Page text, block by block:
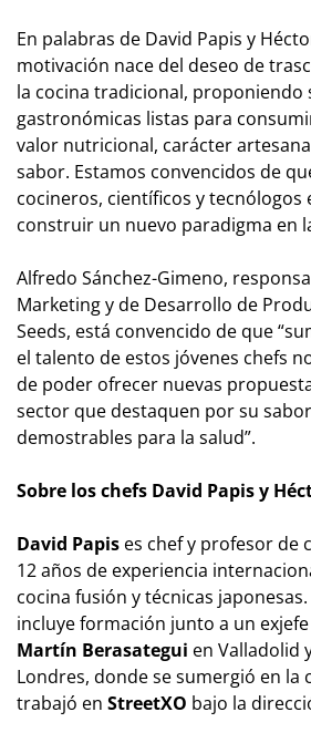
En palabras de David Papis y
motivación nace del deseo de
la cocina tradicional, proponiendo
gastronómicas listas para
valor nutricional, carácter
sabor. Estamos convencidos de
cocineros, científicos y tecnólogos
construir un nuevo paradigma en
Alfredo Sánchez-Gimeno,
Marketing y de Desarrollo de
Seeds, está convencido de que
el talento de estos jóvenes chefs
de poder ofrecer nuevas
sector que destaquen por su
demostrables para la salud”.
Sobre los chefs David Papis y
David Papis es chef y profesor de
12 años de experiencia
cocina fusión y técnicas
incluye formación junto a un
Martín Berasategui en Valladolid
Londres, donde se sumergió en la
trabajó en StreetXO bajo la